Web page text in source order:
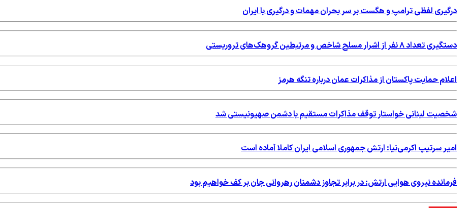
درگیری لفظی ترامپ و هگست بر سر بحران مهمات و درگیری با ایران
دستگیری تعداد ۸ نفر از اشرار مسلح شاخص و مرتبطین گروهک‌های تروریستی
اعلام حمایت پاکستان از مذاکرات عمان درباره تنگه هرمز
شخصیت لبنانی خواستار توقف مذاکرات مستقیم با دشمن صهیونیستی شد
امیر سرتیپ اكرمی‌نیا: ارتش جمهوری اسلامی ایران کاملا آماده است
فرمانده نیروی هوایی ارتش: در برابر تجاوز دشمنان رهروانی جان بر کف خواهیم بود